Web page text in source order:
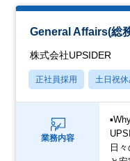
General Affairs(総
株式会社UPSIDER
正社員採用 土日祝
業務内容
日